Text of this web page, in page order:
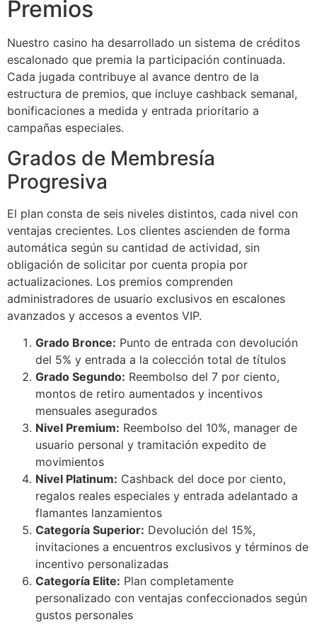
Premios
Nuestro casino ha desarrollado un sistema de créditos
escalonado que premia la participación continuada.
Cada jugada contribuye al avance dentro de la
estructura de premios, que incluye cashback semanal,
bonificaciones a medida y entrada prioritario a
campañas especiales.
Grados de Membresía
Progresiva
El plan consta de seis niveles distintos, cada nivel con
ventajas crecientes. Los clientes ascienden de forma
automática según su cantidad de actividad, sin
obligación de solicitar por cuenta propia por
actualizaciones. Los premios comprenden
administradores de usuario exclusivos en escalones
avanzados y accesos a eventos VIP.
Grado Bronce: Punto de entrada con devolución
del 5% y entrada a la colección total de títulos
Grado Segundo: Reembolso del 7 por ciento,
montos de retiro aumentados y incentivos
mensuales asegurados
Nivel Premium: Reembolso del 10%, manager de
usuario personal y tramitación expedito de
movimientos
Nivel Platinum: Cashback del doce por ciento,
regalos reales especiales y entrada adelantado a
flamantes lanzamientos
Categoría Superior: Devolución del 15%,
invitaciones a encuentros exclusivos y términos de
incentivo personalizadas
Categoría Elite: Plan completamente
personalizado con ventajas confeccionados según
gustos personales